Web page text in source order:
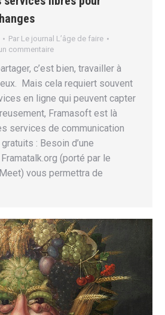
Par Le journal L’âge de faire
commentaire
c’est bien, travailler à
Mais cela requiert souvent
en ligne qui peuvent capter
Framasoft est là
services de communication
: Besoin d’une
(porté par le
vous permettra de